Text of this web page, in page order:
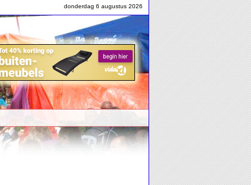
donderdag 6 augustus 2026